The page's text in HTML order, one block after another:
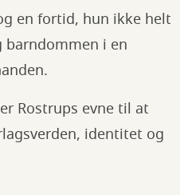
en fortid, hun ikke helt
i en
Rostrups evne til at
identitet og